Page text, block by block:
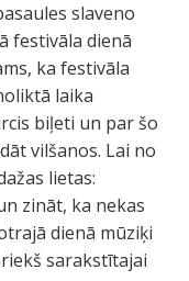
slaveno
festivāla dienā
ka festivāla
laika
biļeti un par šo
vilšanos. Lai no
lietas:
zināt, ka nekas
dienā mūziķi
sarakstītajai